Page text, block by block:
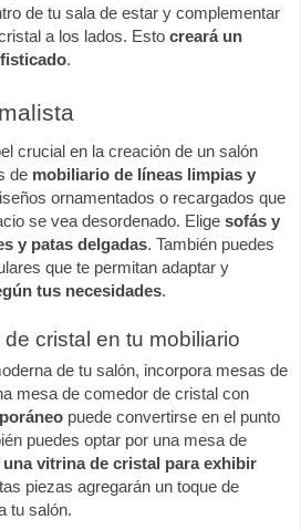
de tu sala de estar y complementar
a los lados. Esto creará un
.
crucial en la creación de un salón
de mobiliario de líneas limpias y
ornamentados o recargados que
se vea desordenado. Elige sofás y
y patas delgadas. También puedes
que te permitan adaptar y
tus necesidades.
cristal en tu mobiliario
de tu salón, incorpora mesas de
mesa de comedor de cristal con
puede convertirse en el punto
puedes optar por una mesa de
una vitrina de cristal para exhibir
piezas agregarán un toque de
tu salón.